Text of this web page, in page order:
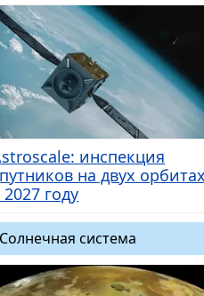
инспекция
на двух орбитах
2027 году
система